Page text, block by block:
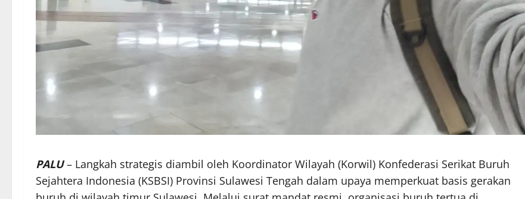
PALU– Langkah strategis diambil oleh Koordinator Wilayah (Korwil) Konfederasi Serikat Buruh
Sejahtera Indonesia (KSBSI) Provinsi Sulawesi Tengah dalam upaya memperkuat basis gerakan